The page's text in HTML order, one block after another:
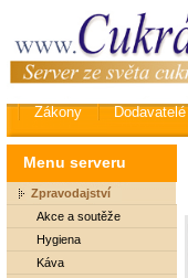
Zákony Dodavatelé
Menu serveru
Zpravodajství
Akce a soutěže
Hygiena
Káva